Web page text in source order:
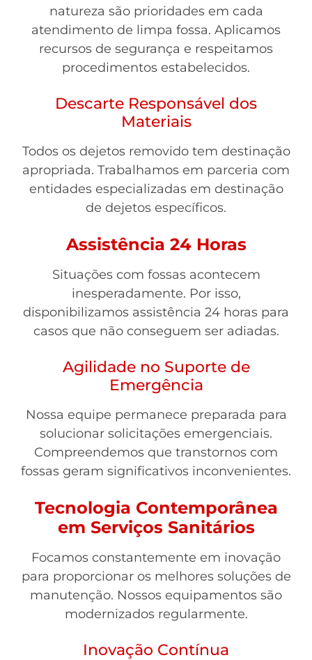
natureza são prioridades em cada
atendimento de limpa fossa. Aplicamos
recursos de segurança e respeitamos
procedimentos estabelecidos.
Descarte Responsável dos
Materiais
Todos os dejetos removido tem destinação
apropriada. Trabalhamos em parceria com
entidades especializadas em destinação
de dejetos específicos.
Assistência 24 Horas
Situações com fossas acontecem
inesperadamente. Por isso,
disponibilizamos assistência 24 horas para
casos que não conseguem ser adiadas.
Agilidade no Suporte de
Emergência
Nossa equipe permanece preparada para
solucionar solicitações emergenciais.
Compreendemos que transtornos com
fossas geram significativos inconvenientes.
Tecnologia Contemporânea
em Serviços Sanitários
Focamos constantemente em inovação
para proporcionar os melhores soluções de
manutenção. Nossos equipamentos são
modernizados regularmente.
Inovação Contínua